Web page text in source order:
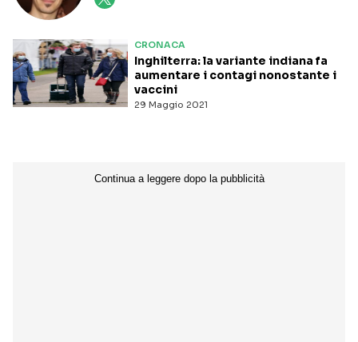
CRONACA
29 Maggio 2021
Inghilterra: la variante indiana fa
aumentare i contagi nonostante i
vaccini